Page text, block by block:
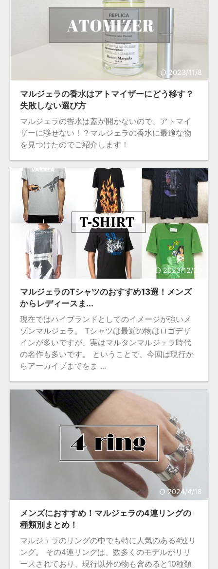
2023/11/8
マルジェラの香水はアトマイザーにどう移す？
失敗しない選び方
マルジェラの香水は蓋が開かないので、アトマイ
ザーに移せない！？マルジェラの香水に最適な物
を見つけたのでご紹介します！
2023/12/20
マルジェラのTシャツのおすすめ13選！メンズ
からレディースま...
現在ではハイブランドとしてのイメージが強いメ
ゾンマルジェラ。 Tシャツは最近の物はロゴデザ
インが多いですが、実はマルタンマルジェラ時代
の名作も多いです。 ということで、今回は現行か
らアーカイブまでをま ...
2024/4/18
メンズにおすすめ！マルジェラの4連リングの
種類別まとめ！
マルジェラのリングの中でも特に人気のある4連リ
ング。 その4連リングは、数多くのモデルがリリ
ースされており、現行以外の物も含めると10種類